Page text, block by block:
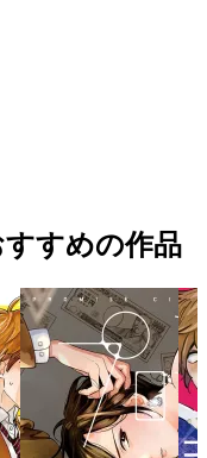
すめの作品